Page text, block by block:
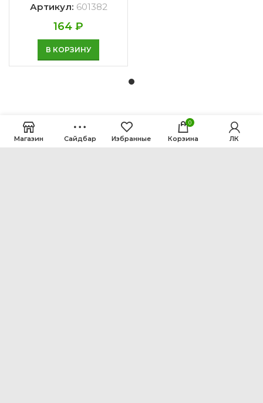
Артикул: 601382
164 ₽
В КОРЗИНУ
Магазин Сайдбар Избранные
0
Корзина ЛК